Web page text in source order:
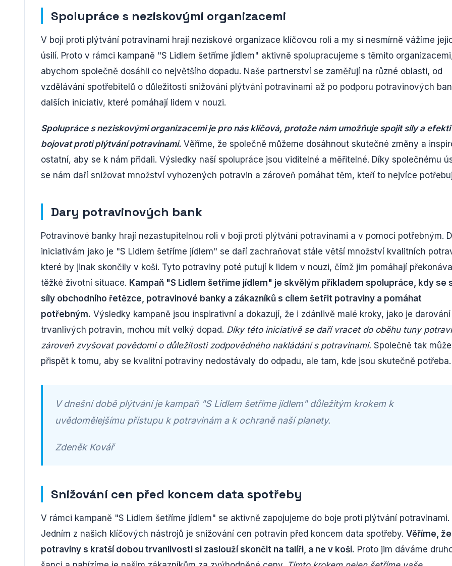
Spolupráce s neziskovými organizacemi
V boji proti plýtvání potravinami hrají neziskové organizace klíčovou roli a my si nesmírně vážíme
úsilí. Proto v rámci kampaně "S Lidlem šetříme jídlem" aktivně spolupracujeme s těmito
abychom společně dosáhli co největšího dopadu. Naše partnerství se zaměřují na různé oblasti, od
vzdělávání spotřebitelů o důležitosti snižování plýtvání potravinami až po podporu potravinových
dalších iniciativ, které pomáhají lidem v nouzi.
Spolupráce s neziskovými organizacemi je pro nás klíčová, protože nám umožňuje spojit síly a
bojovat proti plýtvání potravinami. Věříme, že společně můžeme dosáhnout skutečné změny a
ostatní, aby se k nám přidali. Výsledky naší spolupráce jsou viditelné a měřitelné. Díky společnému
se nám daří snižovat množství vyhozených potravin a zároveň pomáhat těm, kteří to nejvíce
Dary potravinových bank
Potravinové banky hrají nezastupitelnou roli v boji proti plýtvání potravinami a v pomoci potřebným.
iniciativám jako je "S Lidlem šetříme jídlem" se daří zachraňovat stále větší množství kvalitních
které by jinak skončily v koši. Tyto potraviny poté putují k lidem v nouzi, čímž jim pomáhají
těžké životní situace. Kampaň "S Lidlem šetříme jídlem" je skvělým příkladem spolupráce, kdy se
síly obchodního řetězce, potravinové banky a zákazníků s cílem šetřit potraviny a pomáhat
potřebným. Výsledky kampaně jsou inspirativní a dokazují, že i zdánlivě malé kroky, jako je darování
trvanlivých potravin, mohou mít velký dopad. Díky této iniciativě se daří vracet do oběhu tuny
zároveň zvyšovat povědomí o důležitosti zodpovědného nakládání s potravinami. Společně tak
přispět k tomu, aby se kvalitní potraviny nedostávaly do odpadu, ale tam, kde jsou skutečně potřeba.
V dnešní době plýtvání je kampaň "S Lidlem šetříme jídlem" důležitým krokem k
uvědomělejšímu přístupu k potravinám a k ochraně naší planety.
Zdeněk Kovář
Snižování cen před koncem data spotřeby
V rámci kampaně "S Lidlem šetříme jídlem" se aktivně zapojujeme do boje proti plýtvání potravinami.
Jedním z našich klíčových nástrojů je snižování cen potravin před koncem data spotřeby. Věříme,
potraviny s kratší dobou trvanlivosti si zaslouží skončit na talíři, a ne v koši. Proto jim dáváme